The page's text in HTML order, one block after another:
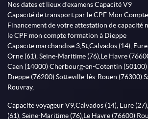
Nos dates et lieux d'examens Capacité V9
Capacité de transport par le CPF Mon
Financement de votre attestation de capacité
le CPF mon compte formation à Dieppe
Capacite marchandise 3,5t,Calvados (14),
Orne (61), Seine-Maritime (76),Le Havre
Caen (14000) Cherbourg-en-Cotentin
Dieppe (76200) Sotteville-lès-Rouen (76300)
Rouvray,
Capacite voyageur V9,Calvados (14), Eure
(61), Seine-Maritime (76),Le Havre (76600)